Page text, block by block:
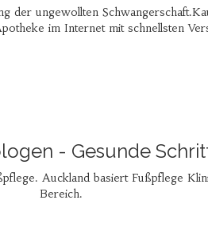
der ungewollten
im Internet mit schnellsten
- Gesunde
Auckland basiert Fußpflege
Bereich.